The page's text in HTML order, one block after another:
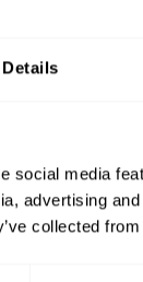
Details
social media
advertising
collected